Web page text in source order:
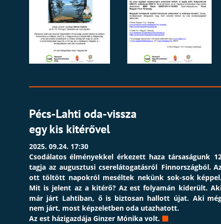
Pécs-Lahti oda-vissza
egy kis kitérővel
2025. 09.24. 17:30
Csodálatos élményekkel érkezett haza társaságunk
tagja az augusztusi cserelátogatásról Finnországból.
ott töltött napokról meséltek nekünk sok-sok
Mit is jelent az a kitérő? Az est folyamán kiderült.
már járt Lahtiban, ő is biztosan hallott újat. Aki
nem járt, most képzeletben oda utazhatott.
Az est házigazdája Ginzer Mónika volt.